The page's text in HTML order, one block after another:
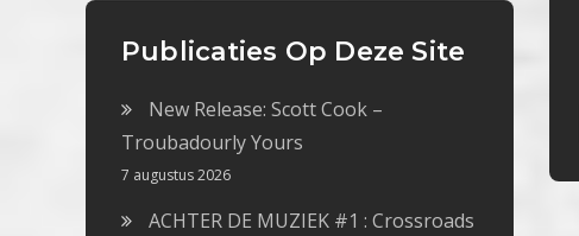
Publicaties Op Deze Site
New Release: Scott Cook –
Troubadourly Yours
7 augustus 2026
ACHTER DE MUZIEK #1 : Crossroads